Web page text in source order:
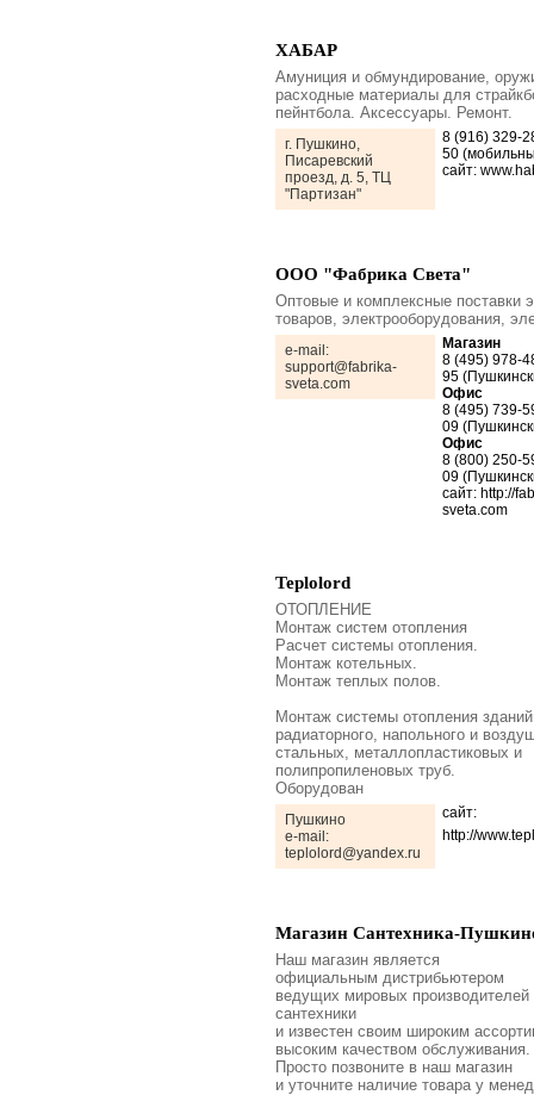
ХАБАР
Амуниция и обмундирование,
расходные материалы для
пейнтбола. Аксессуары. Ремонт.
г. Пушкино,
Писаревский
проезд, д. 5, ТЦ
"Партизан"
8 (916) 329-
50
сайт:
ООО "Фабрика Света"
Оптовые и комплексные поставки
товаров, электрооборудования,
e-mail:
support@fabrika-
sveta.com
Магазин
8 (495) 978-
95
Офис
8 (495) 739-
09
Офис
8 (800) 250-
09
сайт: http://
sveta.com
Teplolord
ОТОПЛЕНИЕ
Монтаж систем отопления
Расчет системы отопления.
Монтаж котельных.
Монтаж теплых полов.
Монтаж системы отопления
радиаторного, напольного и
стальных, металлопластиковых и
полипропиленовых труб.
Оборудован
Пушкино
e-mail:
teplolord@yandex.ru
сайт:
http://
Магазин Сантехника-
Наш магазин является
официальным дистрибьютером
ведущих мировых производителей
сантехники
и известен своим широким
высоким качеством обслуживания.
Просто позвоните в наш магазин
и уточните наличие товара у